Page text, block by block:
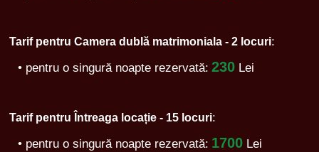
Tarif pentru Camera dublă matrimoniala - 2 locuri:
• pentru o singură noapte rezervată: 230 Lei
Tarif pentru Întreaga locație - 15 locuri:
• pentru o singură noapte rezervată: 1700 Lei